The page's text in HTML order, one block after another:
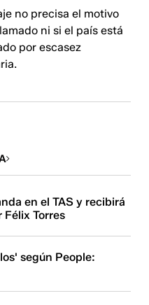
no precisa el motivo
ni si el país está
por escasez
en el TAS y recibirá
Félix Torres
según People: